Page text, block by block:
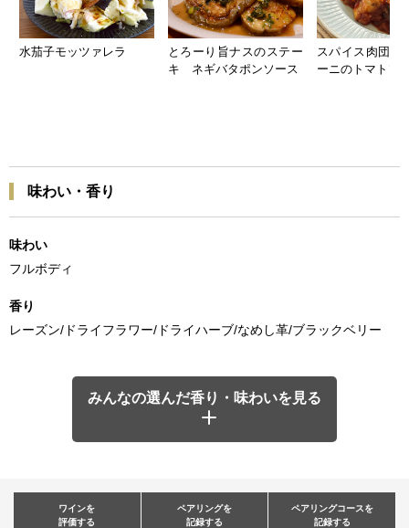
水茄子モッツァレラ
とろーり旨ナスのステー
キ ネギバタポンソース
スパイス肉団子
ーニのトマトソ
味わい・香り
味わい
フルボディ
香り
レーズン/ドライフラワー/ドライハーブ/なめし革/ブラックベリー
みんなの選んだ香り・味わいを見る
ワインを
評価する
ペアリングを
記録する
ペアリングコースを
記録する